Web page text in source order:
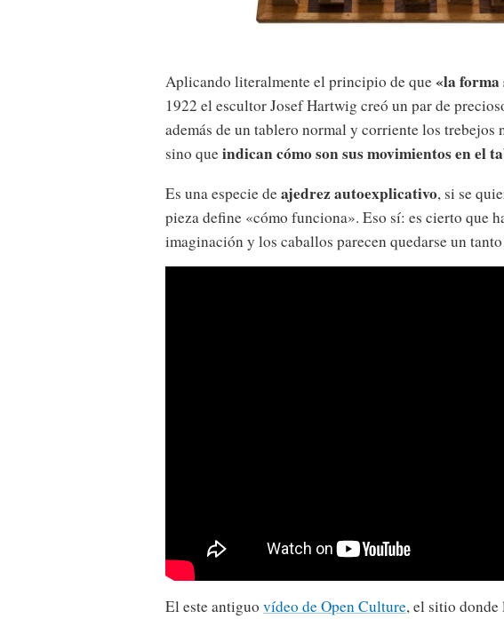
Aplicando literalmente el principio de que«la forma
1922 el escultor Josef Hartwig creó un par de
además de un tablero normal y corriente los trebejos
sino queindican cómo son sus movimientos en el
Es una especie deajedrez autoexplicativo, si se
pieza define «cómo funciona». Eso sí: es cierto que
imaginación y los caballos parecen quedarse un
El este antiguo vídeo de Open Culture, el sitio donde